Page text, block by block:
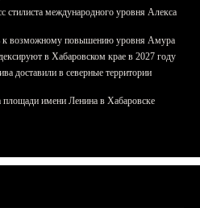
стилиста международного уровня Алекса
к возможному повышению уровня Амура
в Хабаровском крае в 2027 году
доставили в северные территории
площади имени Ленина в Хабаровске